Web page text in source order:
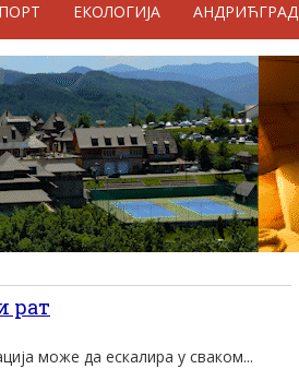
ЕКОЛОГИЈА АНДРИЋГРАД
рат
може да ескалира у сваком...